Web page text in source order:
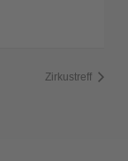
Zirkustreff